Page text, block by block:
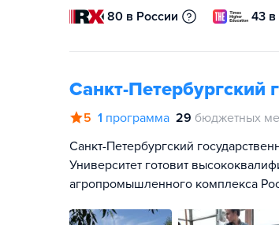
80 в России 43 в
Санкт-Петербургский
5 1 программа 29 бюджетных
Санкт-Петербургский
Университет готовит
агропромышленного комплекса